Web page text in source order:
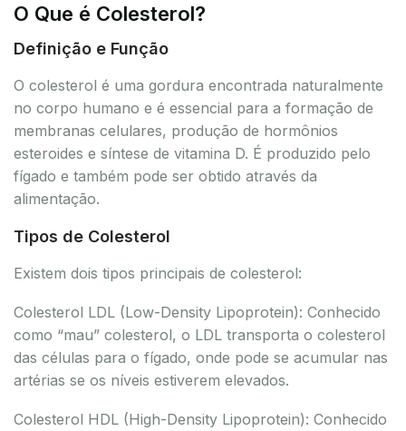
O Que é Colesterol?
Definição e Função
O colesterol é uma gordura encontrada naturalmente
no corpo humano e é essencial para a formação de
membranas celulares, produção de hormônios
esteroides e síntese de vitamina D. É produzido pelo
fígado e também pode ser obtido através da
alimentação.
Tipos de Colesterol
Existem dois tipos principais de colesterol:
Colesterol LDL (Low-Density Lipoprotein): Conhecido
como “mau” colesterol, o LDL transporta o colesterol
das células para o fígado, onde pode se acumular nas
artérias se os níveis estiverem elevados.
Colesterol HDL (High-Density Lipoprotein): Conhecido